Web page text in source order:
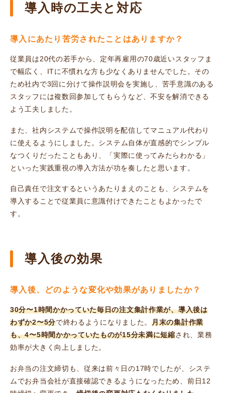
導入時の工夫と対応
導入にあたり苦労されたことはありますか？
従業員は20代の若手から、定年再雇用の70歳近いスタッフま
で幅広く、ITに不慣れな方も少なくありませんでした。その
ため社内で3回に分けて操作説明会を実施し、苦手意識のある
スタッフには複数回参加してもらうなど、不安を解消できる
よう工夫しました。
また、社内システムで操作説明を配信してマニュアル代わり
に使えるようにしました。 システム自体が直感的でシンプル
なつくり だったこともあり、「実際に使ってみたらわかる」
といった実践重視の導入方法が功を奏したと思います。
自己責任で注文するというあたりまえのことも、システムを
導入することで従業員に意識付けできたこともよかったで
す。
導入後の効果
導⼊後、どのような変化や効果がありましたか？
30分〜1時間かかっていた毎日の注文集計作業が、導入後は
わずか2〜5分で終わるようになりました。月末の集計作業
も、4〜5時間かかっていたものが15分未満に短縮され、業務
効率が大きく向上しました。
お弁当の注文締切も、従来は前々日の17時でしたが、システ
ムでお弁当会社が直接確認できるようになったため、前日12